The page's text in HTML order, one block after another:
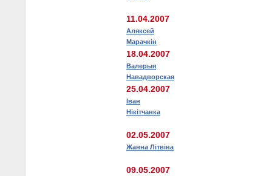
11.04.2007
Аляксей
Марачкін
18.04.2007
Валерыя
Навадворская
25.04.2007
Іван
Нікітчанка
02.05.2007
Жанна Літвіна
09.05.2007